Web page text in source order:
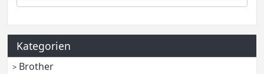
Kategorien
Brother